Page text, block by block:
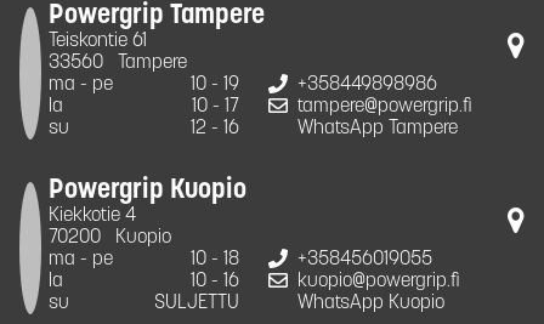
Powergrip Tampere
Teiskontie 61
33560
Tampere
ma - pe
10 - 19
la
10 - 17
su
12 - 16
+358449898986
tampere@powergrip.fi
WhatsApp Tampere
Powergrip Kuopio
Kiekkotie 4
70200
Kuopio
ma - pe
10 - 18
la
10 - 16
su
SULJETTU
+358456019055
kuopio@powergrip.fi
WhatsApp Kuopio